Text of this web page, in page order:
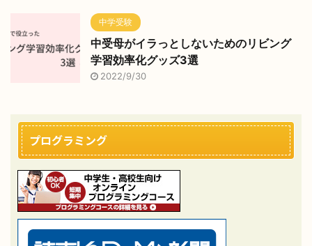
中学受験
中受母がイラっとしないためのリビング
学習効率化グッズ3選
2022/9/30
プログラミング